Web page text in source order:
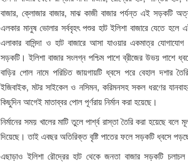
বাজার, ক্লোজার বাজার, মাঝ কাজী বাজার পর্যন্ত এই সড়কটি
এলকার মানুষ ভোলার সর্ববৃহৎ পশুর হাট ইলিশা বাজারে যেতে
এলাকার বাসিন্দা ও হাট বাজারে আসা যাওয়ার একমাত্র
সড়কটি। ইলিশা বাজার সংলগ্ন পশ্চিম পাশে ব্রীজের উভয় পাশে
বাড়ির পোল নামে পরিচিত জায়গায়টি ধ্বসে পরে বেহাল দশার
ইজিবাইক, মটর সাইকেল ও নসিমন, করিমনসহ সকল ধরণের
কিছুদিন আগেই মাতাব্বর পোল পূর্ণরায় নির্মান করা হয়েছে।
নির্মানের সময় খালের মাটি তুলে পার্শ্ব রাস্তা তৈরি করা হয়েছে
দিয়েছে। তাই এবছর অতিরিক্ত বৃষ্টি পাতের ফলে সড়কটি ধ্বসে
এছাড়াও ইলিশা রৌদ্রের হাট থেকে জনতা বাজার সড়কটি